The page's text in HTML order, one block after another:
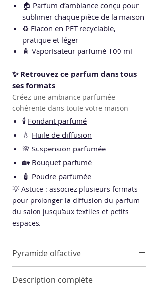
🏠 Parfum d’ambiance conçu pour
sublimer chaque pièce de la maison
♻️ Flacon en PET recyclable,
pratique et léger
🧴 Vaporisateur parfumé 100 ml
✨ Retrouvez ce parfum dans tous
ses formats
Créez une ambiance parfumée
cohérente dans toute votre maison
🕯️ Fondant parfumé
💧 Huile de diffusion
🌸 Suspension parfumée
🏡 Bouquet parfumé
🧴 Poudre parfumée
💡 Astuce : associez plusieurs formats
pour prolonger la diffusion du parfum
du salon jusqu’aux textiles et petits
espaces.
Pyramide olfactive
Fruits Rouges, Noix de Coco,
Cyclamen
Description complète